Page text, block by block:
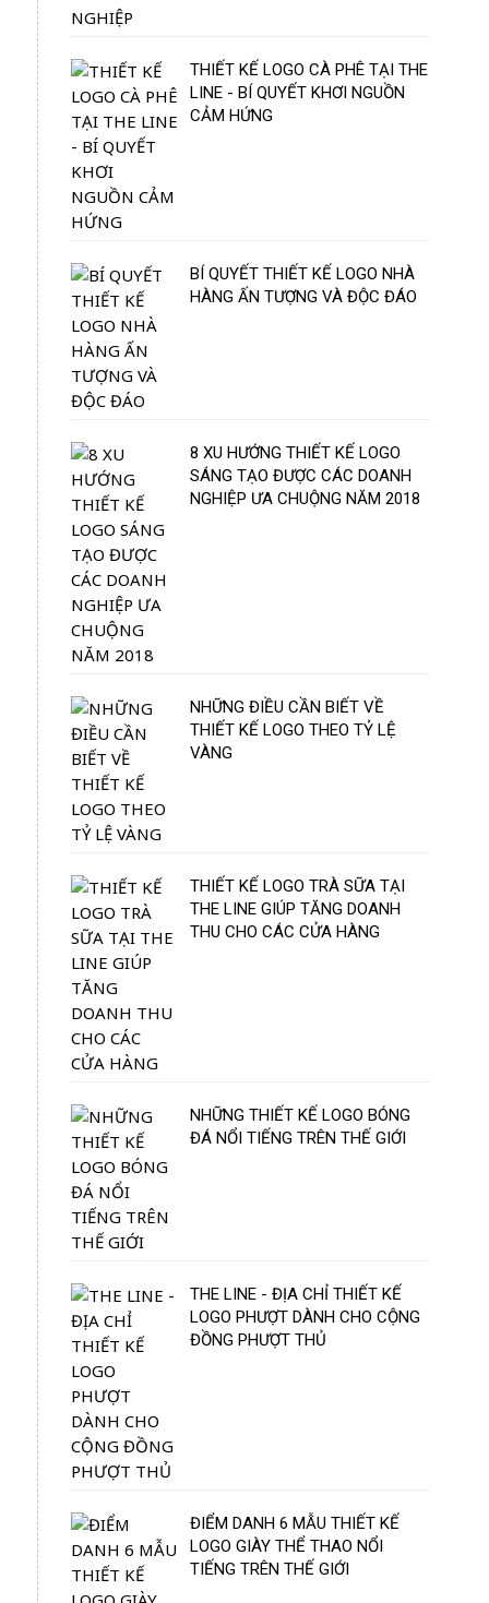
THIẾT KẾ LOGO CÀ PHÊ TẠI THE
LINE - BÍ QUYẾT KHƠI NGUỒN
CẢM HỨNG
BÍ QUYẾT THIẾT KẾ LOGO NHÀ
HÀNG ẤN TƯỢNG VÀ ĐỘC ĐÁO
8 XU HƯỚNG THIẾT KẾ LOGO
SÁNG TẠO ĐƯỢC CÁC DOANH
NGHIỆP ƯA CHUỘNG NĂM 2018
NHỮNG ĐIỀU CẦN BIẾT VỀ
THIẾT KẾ LOGO THEO TỶ LỆ
VÀNG
THIẾT KẾ LOGO TRÀ SỮA TẠI
THE LINE GIÚP TĂNG DOANH
THU CHO CÁC CỬA HÀNG
NHỮNG THIẾT KẾ LOGO BÓNG
ĐÁ NỔI TIẾNG TRÊN THẾ GIỚI
THE LINE - ĐỊA CHỈ THIẾT KẾ
LOGO PHƯỢT DÀNH CHO CỘNG
ĐỒNG PHƯỢT THỦ
ĐIỂM DANH 6 MẪU THIẾT KẾ
LOGO GIÀY THỂ THAO NỔI
TIẾNG TRÊN THẾ GIỚI